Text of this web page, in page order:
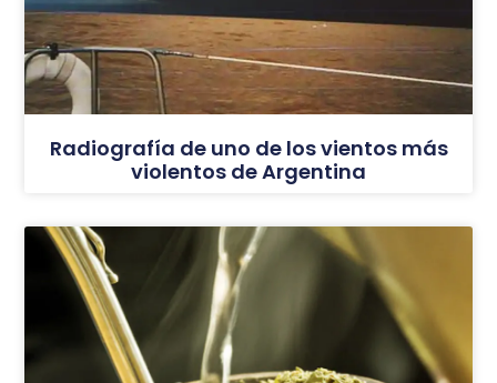
Radiografía de uno de los vientos más
violentos de Argentina